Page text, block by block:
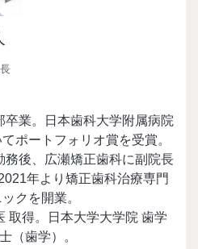
卒業。日本歯科大学附属病院
ポートフォリオ賞を受賞。
務後、広瀬矯正歯科に副院長
年より矯正歯科治療専門
クを開業。
取得。日本大学大学院 歯学
（歯学）。